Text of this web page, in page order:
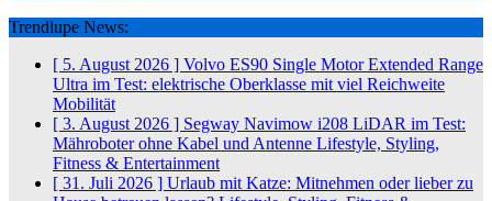
Trendlupe News:
[ 5. August 2026 ] Volvo ES90 Single Motor Extended Range
Ultra im Test: elektrische Oberklasse mit viel Reichweite
Mobilität
[ 3. August 2026 ] Segway Navimow i208 LiDAR im Test:
Mähroboter ohne Kabel und Antenne Lifestyle, Styling,
Fitness & Entertainment
[ 31. Juli 2026 ] Urlaub mit Katze: Mitnehmen oder lieber zu